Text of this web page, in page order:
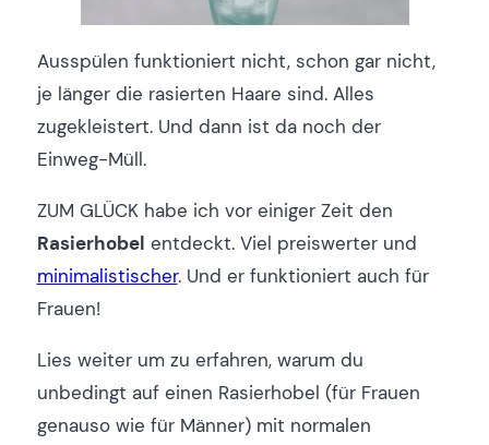
Ausspülen funktioniert nicht, schon gar nicht,
je länger die rasierten Haare sind. Alles
zugekleistert. Und dann ist da noch der
Einweg-Müll.
ZUM GLÜCK habe ich vor einiger Zeit den
Rasierhobel entdeckt. Viel preiswerter und
minimalistischer. Und er funktioniert auch für
Frauen!
Lies weiter um zu erfahren, warum du
unbedingt auf einen Rasierhobel (für Frauen
genauso wie für Männer) mit normalen